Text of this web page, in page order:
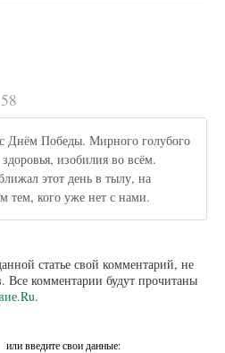
Днём Победы. Мирного голубого
изобилия во всём.
этот день в тылу, на
тем, кого уже нет с нами.
статье свой комментарий, не
комментарии будут прочитаны
.
или введите свои данные: